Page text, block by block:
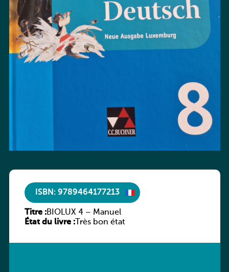
ISBN: 9789464177213
Titre :BIOLUX 4 – Manuel
État du livre :Très bon état